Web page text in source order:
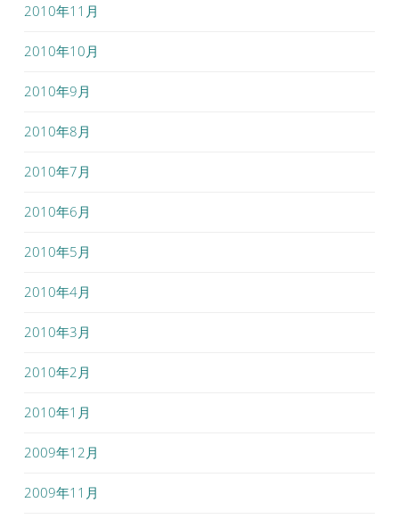
2010年11月
2010年10月
2010年9月
2010年8月
2010年7月
2010年6月
2010年5月
2010年4月
2010年3月
2010年2月
2010年1月
2009年12月
2009年11月